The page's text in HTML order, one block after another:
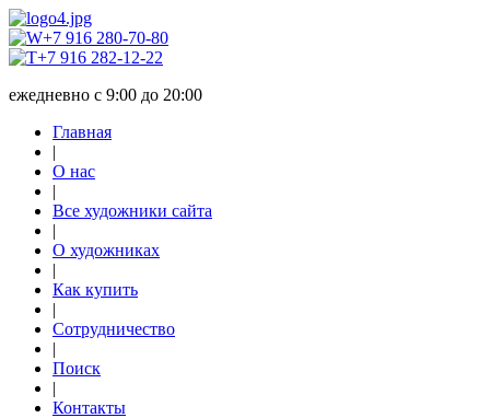
+7 916 280-70-80
+7 916 282-12-22
ежедневно с 9:00 до 20:00
Главная
|
О нас
|
Все художники сайта
|
О художниках
|
Как купить
|
Сотрудничество
|
Поиск
|
Контакты